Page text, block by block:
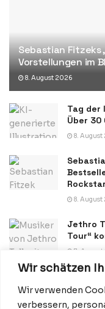
Wir schätzen
Wir verwenden
verbessern,
Sebastian Fitzeks
Vorstellungen im
8. August 2026
Tag der
Über
8. August
8. August
Jethro
Tour“
7.